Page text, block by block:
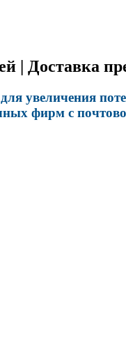
| Доставка
увеличения
фирм с